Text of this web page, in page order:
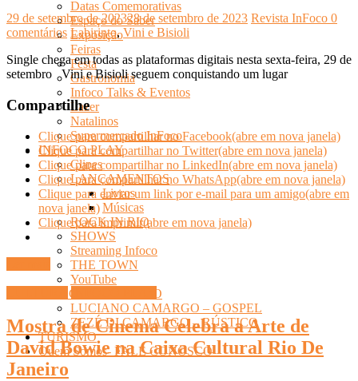
Datas Comemorativas
Espaço do Saber
Exposição
Feiras
Festa
Gastronomia
Infoco Talks & Eventos
Lazer
Natalinos
Supermercado InFoco
INFOCO PLAY
Clipes
LANÇAMENTOS
Livros
Músicas
ROCK IN RIO
SHOWS
Streaming Infoco
THE TOWN
YouTube
INFOCO SERTANEJO
LUCIANO CAMARGO – GOSPEL
ZEZÉ DI CAMARGO – RÚSTICO
TURISMO
Quem Somos- FALE CONOSCO
29 de setembro de 202328 de setembro de 2023 Revista InFoco 0
comentários Labirinto,Vini e Bisioli
Single chega em todas as plataformas digitais nesta sexta-feira, 29 de
setembro Vini e Bisioli seguem conquistando um lugar
Compartilhe
Clique para compartilhar no Facebook(abre em nova janela)
Clique para compartilhar no Twitter(abre em nova janela)
Clique para compartilhar no LinkedIn(abre em nova janela)
Clique para compartilhar no WhatsApp(abre em nova janela)
Clique para enviar um link por e-mail para um amigo(abre em
nova janela)
Clique para imprimir(abre em nova janela)
Mostra de Cinema Celebra a Arte de
David Bowie na Caixa Cultural Rio De
Janeiro